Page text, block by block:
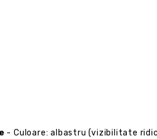
- Culoare: albastru (vizibilitate